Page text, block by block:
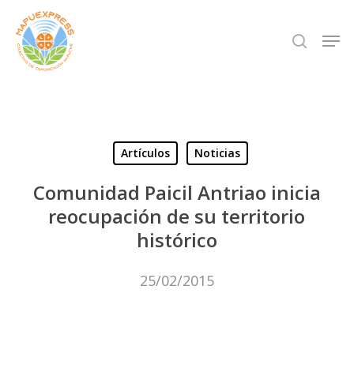
Skip
main
search
Artículos Noticias
Comunidad Paicil Antriao inicia
reocupación de su territorio
histórico
25/02/2015
Close